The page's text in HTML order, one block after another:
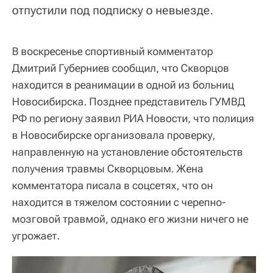
отпустили под подписку о невыезде.
В воскресенье спортивный комментатор
Дмитрий Губерниев сообщил, что Скворцов
находится в реанимации в одной из больниц
Новосибирска. Позднее представитель ГУМВД
РФ по региону заявил РИА Новости, что полиция
в Новосибирске организовала проверку,
направленную на установление обстоятельств
получения травмы Скворцовым. Жена
комментатора писала в соцсетях, что он
находится в тяжелом состоянии с черепно-
мозговой травмой, однако его жизни ничего не
угрожает.